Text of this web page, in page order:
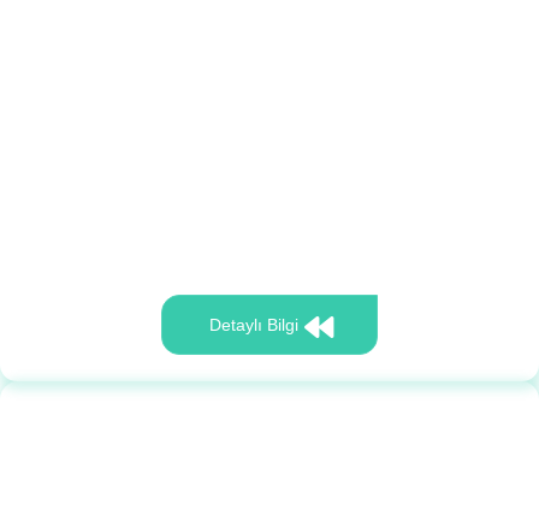
Detaylı Bilgi